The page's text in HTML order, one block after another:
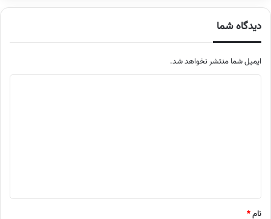
دیدگاه شما
ایمیل شما منتشر نخواهد شد.
انام*